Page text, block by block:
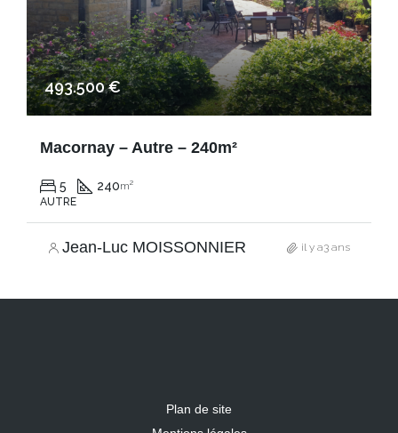
493.500 €
Macornay – Autre – 240m²
5 240m²
AUTRE
Jean-Luc MOISSONNIER il y a3 ans
Plan de site